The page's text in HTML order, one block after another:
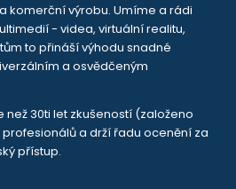
komerční výrobu. Umíme a rádi
- videa, virtuální realitu,
to přináší výhodu snadné
a osvědčeným
než 30ti let zkušeností (založeno
profesionálů a drží řadu ocenění za
přístup.